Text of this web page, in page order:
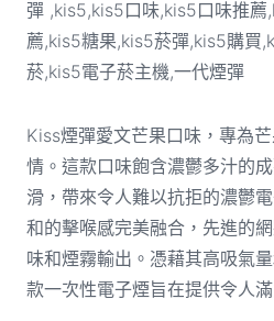
Kiss煙彈愛文芒果口味，專為
情。這款口味飽含濃鬱多汁的
滑，帶來令人難以抗拒的濃鬱
和的擊喉感完美融合，先進的
味和煙霧輸出。憑藉其高吸氣
款一次性電子煙旨在提供令人